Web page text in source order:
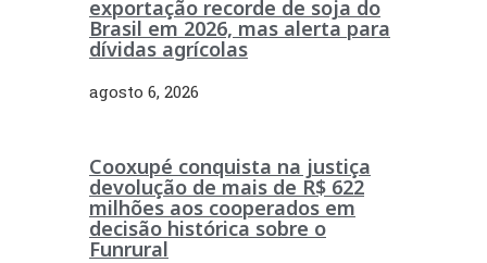
exportação recorde de soja do
Brasil em 2026, mas alerta para
dívidas agrícolas
agosto 6, 2026
Cooxupé conquista na justiça
devolução de mais de R$ 622
milhões aos cooperados em
decisão histórica sobre o
Funrural